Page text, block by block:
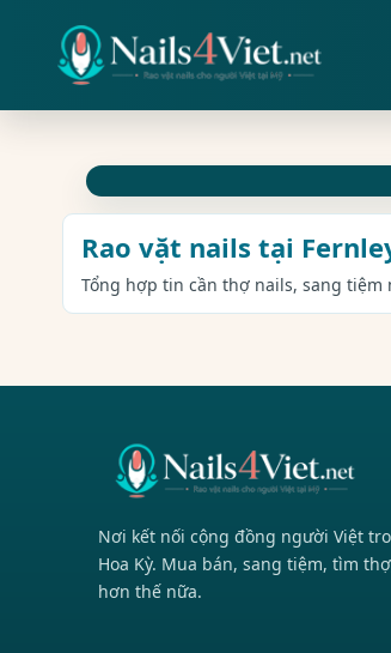
Rao vặt nails tại
Tổng hợp tin cần thợ nails, sang tiệm
Nơi kết nối cộng đồng người Việt
Hoa Kỳ. Mua bán, sang tiệm, tìm
hơn thế nữa.